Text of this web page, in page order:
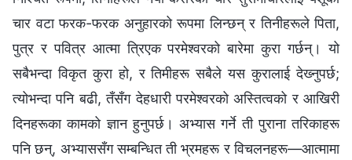
चार वटा फरक-फरक अनुहारको रूपमा लिन्छन् र तिनीहरूले पिता,
पुत्र र पवित्र आत्मा त्रिएक परमेश्‍वरको बारेमा कुरा गर्छन्। यो
सबैभन्दा विकृत कुरा हो, र तिमीहरू सबैले यस कुरालाई देख्‍नुपर्छ;
त्योभन्दा पनि बढी, तँसँग देहधारी परमेश्‍वरको अस्तित्वको र आखिरी
दिनहरूका कामको ज्ञान हुनुपर्छ। अभ्यास गर्ने ती पुराना तरिकाहरू
पनि छन्, अभ्याससँग सम्बन्धित ती भ्रमहरू र विचलनहरू—आत्मामा